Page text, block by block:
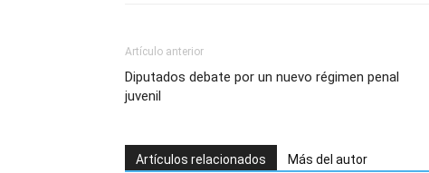
Artículo anterior
Diputados debate por un nuevo régimen penal
juvenil
Artículos relacionados Más del autor